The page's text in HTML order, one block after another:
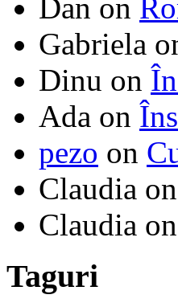
Dan on
Gabriela
Dinu on
Ada on
pezo on
Claudia on
Claudia on
Taguri